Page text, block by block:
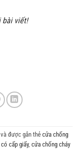
bài viết!
được gắn thẻcửa chống
cấp giấy, cửa chống cháy